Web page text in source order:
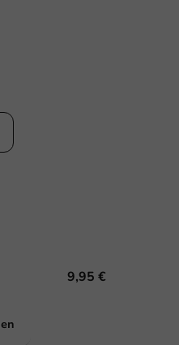
9,95 €